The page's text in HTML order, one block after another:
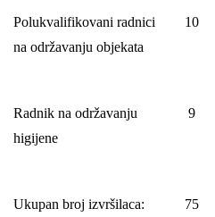
Polukvalifikovani radnici
na održavanju objekata
10
Radnik na održavanju
higijene
9
Ukupan broj izvršilaca: 75